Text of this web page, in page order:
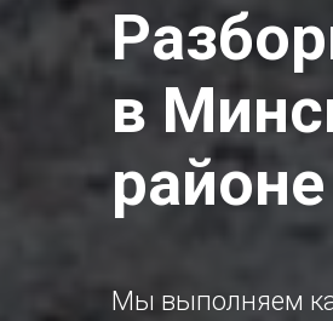
в
районе
Мы выполняем